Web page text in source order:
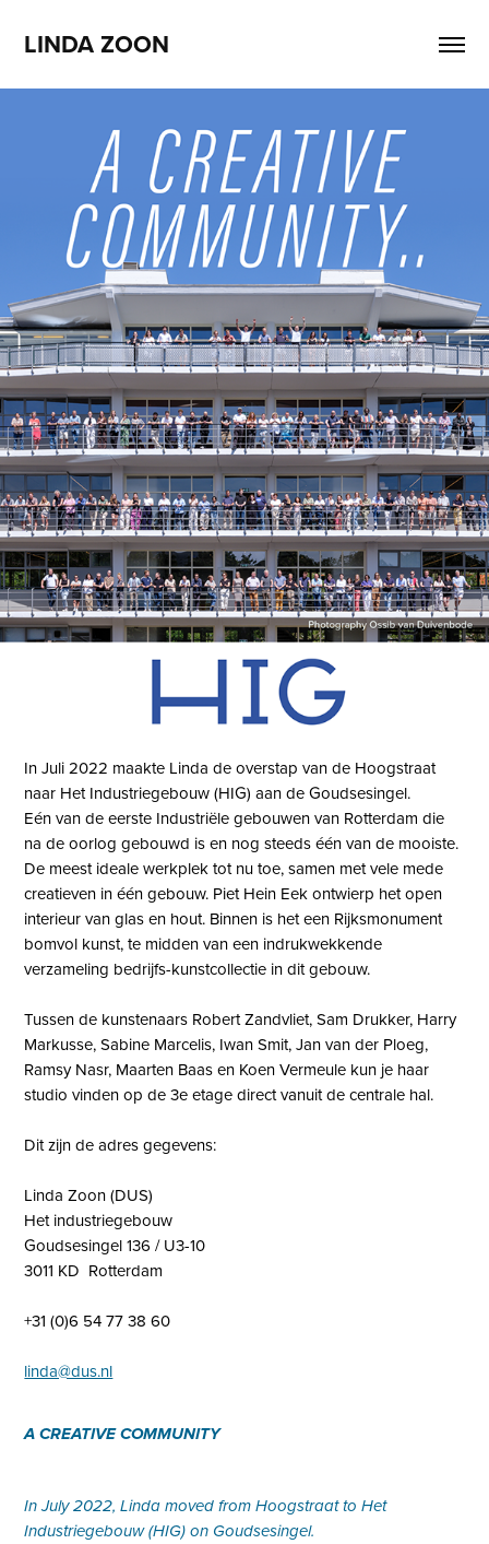
LINDA ZOON
In Juli 2022 maakte Linda de overstap van de Hoogstraat
naar Het Industriegebouw (HIG) aan de Goudsesingel.
Eén van de eerste Industriële gebouwen van Rotterdam die
na de oorlog gebouwd is en nog steeds één van de mooiste.
De meest ideale werkplek tot nu toe, samen met vele mede
creatieven in één gebouw. Piet Hein Eek ontwierp het open
interieur van glas en hout. Binnen is het een Rijksmonument
bomvol kunst, te midden van een indrukwekkende
verzameling bedrijfs-kunstcollectie in dit gebouw.
Tussen de kunstenaars Robert Zandvliet, Sam Drukker, Harry
Markusse, Sabine Marcelis, Iwan Smit, Jan van der Ploeg,
Ramsy Nasr, Maarten Baas en Koen Vermeule kun je haar
studio vinden op de 3e etage direct vanuit de centrale hal.
Dit zijn de adres gegevens:
Linda Zoon (DUS)
Het industriegebouw
Goudsesingel 136 / U3-10
3011 KD Rotterdam
+31 (0)6 54 77 38 60
linda@dus.nl
A CREATIVE COMMUNITY
In July 2022, Linda moved from Hoogstraat to Het
Industriegebouw (HIG) on Goudsesingel.